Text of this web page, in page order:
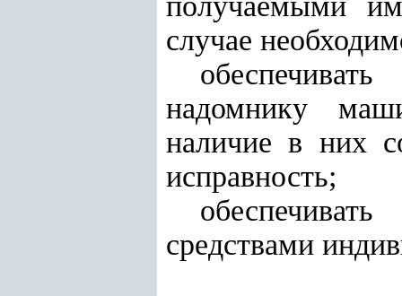
случае
надомнику
наличие в них
исправность;
средствами